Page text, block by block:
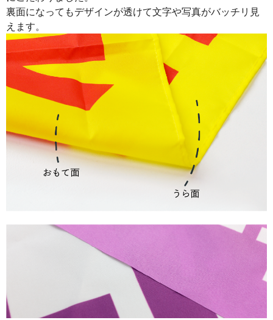
裏面になってもデザインが透けて文字や写真がバッチリ見
えます。